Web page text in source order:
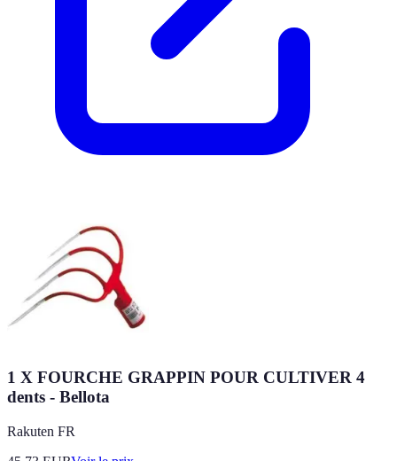
1 X FOURCHE GRAPPIN POUR CULTIVER 4
dents - Bellota
Rakuten FR